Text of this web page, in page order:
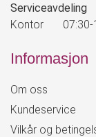
Serviceavdeling
Kontor
07:30-
Informasjon
Om oss
Kundeservice
Vilkår og